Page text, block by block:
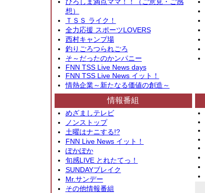
想）
ＴＳＳ ライク！
全力応援 スポーツLOVERS
西村キャンプ場
釣りごろつられごろ
そ～だったのかンパニー
FNN TSS Live News days
FNN TSS Live News イット！
情熱企業～新たなる価値の創造～
情報番組
めざましテレビ
ノンストップ
土曜はナニする!?
FNN Live News イット！
ぽかぽか
旬感LIVE とれたてっ！
SUNDAYブレイク
Mr.サンデー
その他情報番組